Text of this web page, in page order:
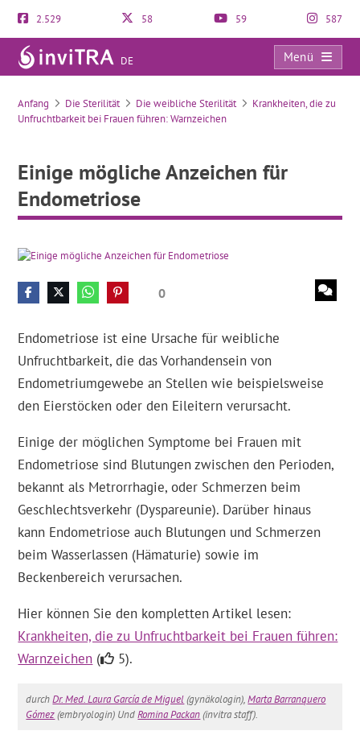
2.529 58 59 587
DE
Menü
Einige mögliche Anzeichen für Endometriose
Anfang Die Sterilität Die weibliche Sterilität
Krankheiten, die zu
Unfruchtbarkeit bei Frauen führen: Warnzeichen
Einige mögliche Anzeichen für
Endometriose
0
Endometriose ist eine Ursache für weibliche
Unfruchtbarkeit, die das Vorhandensein von
Endometriumgewebe an Stellen wie beispielsweise
den Eierstöcken oder den Eileitern verursacht.
Einige der möglichen Symptome bei Frauen mit
Endometriose sind Blutungen zwischen den Perioden,
bekannt als Metrorrhagie, oder Schmerzen beim
Geschlechtsverkehr (Dyspareunie). Darüber hinaus
kann Endometriose auch Blutungen und Schmerzen
beim Wasserlassen (Hämaturie) sowie im
Beckenbereich verursachen.
Hier können Sie den kompletten Artikel lesen:
Krankheiten, die zu Unfruchtbarkeit bei Frauen führen:
Warnzeichen ( 5).
durchDr. Med. Laura García de Miguel(gynäkologin),Marta Barranquero
Gómez(embryologin) UndRomina Packan(invitra staff).